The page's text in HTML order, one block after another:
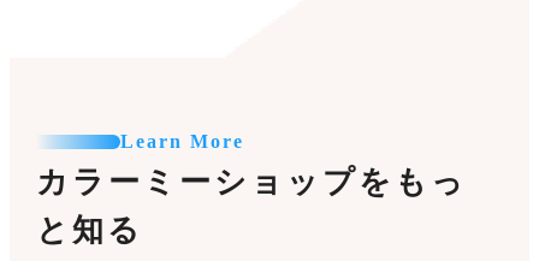
Learn More
カラーミーショップをもっ
と知る